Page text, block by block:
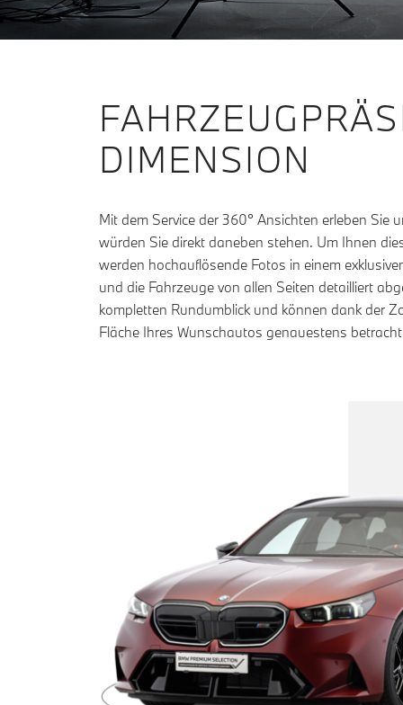
DIMENSION
Mit dem Service der 360° Ansichten erleben Sie
würden Sie direkt daneben stehen. Um Ihnen
werden hochauflösende Fotos in einem
und die Fahrzeuge von allen Seiten detailliert
kompletten Rundumblick und können dank der
Fläche Ihres Wunschautos genauestens
virtuell die Türen und drehen Sie das Fahrzeug
sich so genauer und schneller über ein
Wetter, an jedem Ort und so oft Sie wollen, ganz
zu müssen. In der 360° Ansicht sehen Sie